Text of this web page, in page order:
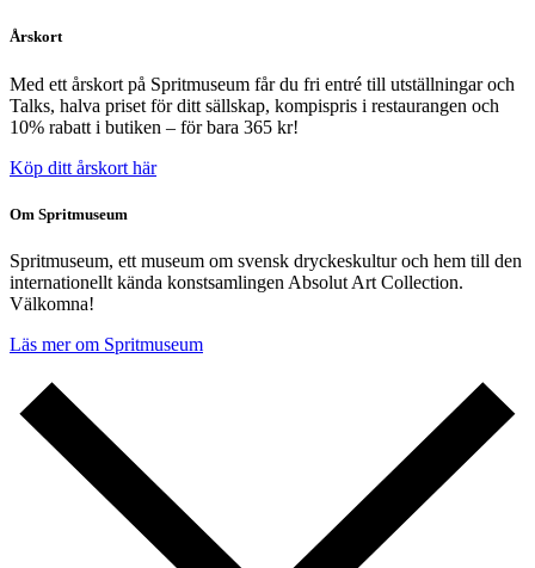
Årskort
Med ett årskort på Spritmuseum får du fri entré till utställningar och
Talks, halva priset för ditt sällskap, kompispris i restaurangen och
10% rabatt i butiken – för bara 365 kr!
Köp ditt årskort här
Om Spritmuseum
Spritmuseum, ett museum om svensk dryckeskultur och hem till den
internationellt kända konstsamlingen Absolut Art Collection.
Välkomna!
Läs mer om Spritmuseum